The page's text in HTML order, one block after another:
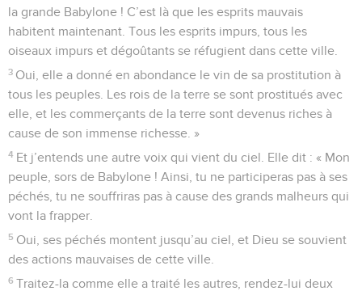
la grande Babylone ! C’est là que les esprits mauvais
habitent maintenant. Tous les esprits impurs, tous les
oiseaux impurs et dégoûtants se réfugient dans cette ville.
3 Oui, elle a donné en abondance le vin de sa prostitution à
tous les peuples. Les rois de la terre se sont prostitués avec
elle, et les commerçants de la terre sont devenus riches à
cause de son immense richesse. »
4 Et j’entends une autre voix qui vient du ciel. Elle dit : « Mon
peuple, sors de Babylone ! Ainsi, tu ne participeras pas à ses
péchés, tu ne souffriras pas à cause des grands malheurs qui
vont la frapper.
5 Oui, ses péchés montent jusqu’au ciel, et Dieu se souvient
des actions mauvaises de cette ville.
6 Traitez-la comme elle a traité les autres, rendez-lui deux